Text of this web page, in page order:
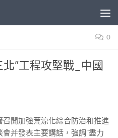
0
”工程攻堅戰_中國
開加強荒涼化綜合防治和推進
會并發表主要講話，強調“盡力